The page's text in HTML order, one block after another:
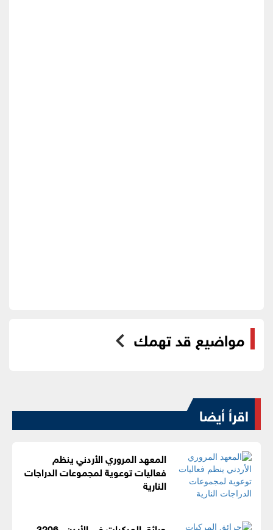
مواضيع قد تهمك
اقرأ أيضا
المعهد المروري الأردني ينظم
فعاليات توعوية لمجموعات الدراجات
النارية